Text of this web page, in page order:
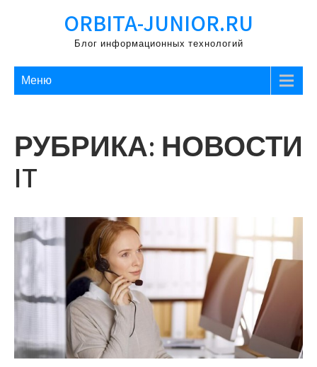
ORBITA-JUNIOR.RU
Блог информационных технологий
Меню
РУБРИКА: НОВОСТИ
IT